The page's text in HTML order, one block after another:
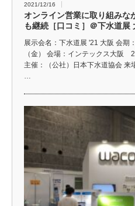
2021/12/16
オンライン営業に取り組みな
も継続［口コミ］＠下水道展
展示会名：下水道展 '21 大阪 会期
（金） 会場：インテックス大阪
主催：（公社）日本下水道協会 来